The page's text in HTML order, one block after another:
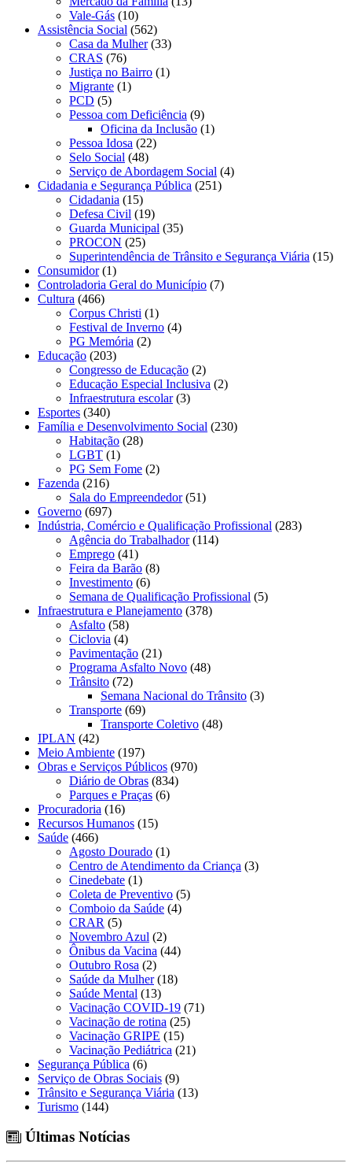
Vale-Gás (10)
Assistência Social (562)
Casa da Mulher(33)
CRAS (76)
Justiça no Bairro (1)
Migrante (1)
PCD (5)
Pessoa com Deficiência (9)
Oficina da Inclusão (1)
Pessoa Idosa (22)
Selo Social (48)
Serviço de Abordagem Social (4)
Cidadania e Segurança Pública (251)
Cidadania (15)
Defesa Civil (19)
Guarda Municipal (35)
PROCON (25)
Superintendência de Trânsito e Segurança Viária (15)
Consumidor(1)
Controladoria Geral do Município (7)
Cultura (466)
Corpus Christi (1)
Festival de Inverno (4)
PG Memória (2)
Educação (203)
Congresso de Educação (2)
Educação Especial Inclusiva (2)
Infraestrutura escolar(3)
Esportes (340)
Família e Desenvolvimento Social (230)
Habitação (28)
LGBT (1)
PG Sem Fome (2)
Fazenda (216)
Sala do Empreendedor(51)
Governo (697)
Indústria, Comércio e Qualificação Profissional (283)
Agência do Trabalhador(114)
Emprego (41)
Feira da Barão (8)
Investimento (6)
Semana de Qualificação Profissional (5)
Infraestrutura e Planejamento (378)
Asfalto (58)
Ciclovia (4)
Pavimentação (21)
Programa Asfalto Novo (48)
Trânsito (72)
Semana Nacional do Trânsito (3)
Transporte (69)
Transporte Coletivo (48)
IPLAN (42)
Meio Ambiente (197)
Obras e Serviços Públicos (970)
Diário de Obras (834)
Parques e Praças (6)
Procuradoria (16)
Recursos Humanos (15)
Saúde (466)
Agosto Dourado (1)
Centro de Atendimento da Criança (3)
Cinedebate (1)
Coleta de Preventivo (5)
Comboio da Saúde (4)
CRAR (5)
Novembro Azul (2)
Ônibus da Vacina (44)
Outubro Rosa (2)
Saúde da Mulher(18)
Saúde Mental (13)
Vacinação COVID-19 (71)
Vacinação de rotina (25)
Vacinação GRIPE (15)
Vacinação Pediátrica (21)
Segurança Pública (6)
Serviço de Obras Sociais (9)
Trânsito e Segurança Viária (13)
Turismo (144)
Últimas Notícias